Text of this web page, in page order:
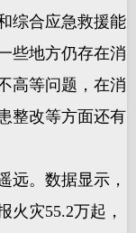
合应急救援能
些地方仍存在消
高等问题，在消
整改等方面还有
。数据显示，
火灾55.2万起，